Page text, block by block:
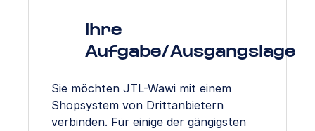
Ihre
Aufgabe/Ausgangslage
Sie möchten JTL-Wawi mit einem
Shopsystem von Drittanbietern
verbinden. Für einige der gängigsten